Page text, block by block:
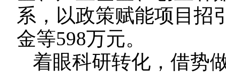
系，以政策赋能项目招
金等598万元。
着眼科研转化，借势